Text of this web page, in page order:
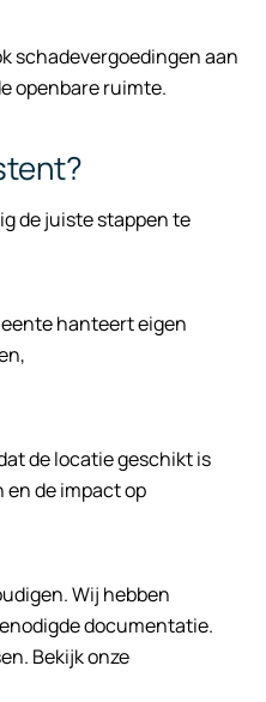
schadevergoedingen aan
openbare ruimte.
de juiste stappen te
hanteert eigen
de locatie geschikt is
de impact op
Wij hebben
documentatie.
Bekijk onze